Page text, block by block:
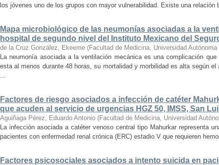
los jóvenes uno de los grupos con mayor vulnerabilidad. Existe una
Mapa microbiológico de las neumonías asociadas a la
hospital de segundo nivel del Instituto Mexicano del
de la Cruz González, Ekeeme (Facultad de Medicina, Universidad
La neumonía asociada a la ventilación mecánica es una complicación
esta al menos durante 48 horas, su mortalidad y morbilidad es alta según
...
Factores de riesgo asociados a infección de catéter
que acuden al servicio de urgencias HGZ 50, IMSS, San
Aguiñaga Pérez, Eduardo Antonio (Facultad de Medicina, Universidad
La infección asociada a catéter venoso central tipo Mahurkar representa
pacientes con enfermedad renal crónica (ERC) estadio V que requieren
Factores psicosociales asociados a intento suicida en